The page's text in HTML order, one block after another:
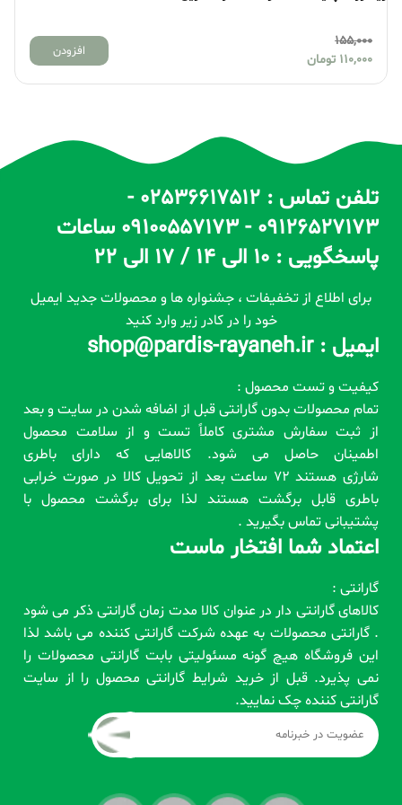
155,000
110,000 تومان
افزودن
تلفن تماس : 02536617512 -
09126527173 - 09100557173 ساعات
پاسخگویی : 10 الی 14 / 17 الی 22
برای اطلاع از تخفیفات ، جشنواره ها و محصولات جدید ایمیل
خود را در کادر زیر وارد کنید
ایمیل : shop@pardis-rayaneh.ir
کیفیت و تست محصول :
تمام محصولات بدون گارانتی قبل از اضافه شدن در سایت و بعد
از ثبت سفارش مشتری کاملاً تست و از سلامت محصول
اطمینان حاصل می شود. کالاهایی که دارای باطری
شارژی هستند 72 ساعت بعد از تحویل کالا در صورت خرابی
باطری قابل برگشت هستند لذا برای برگشت محصول با
پشتیبانی تماس بگیرید .
اعتماد شما افتخار ماست
گارانتی :
کالاهای گارانتی دار در عنوان کالا مدت زمان گارانتی ذکر می شود
. گارانتی محصولات به عهده شرکت گارانتی کننده می باشد لذا
این فروشگاه هیچ گونه مسئولیتی بابت گارانتی محصولات را
نمی پذیرد. قبل از خرید شرایط گارانتی محصول را از سایت
گارانتی کننده چک نمایید.